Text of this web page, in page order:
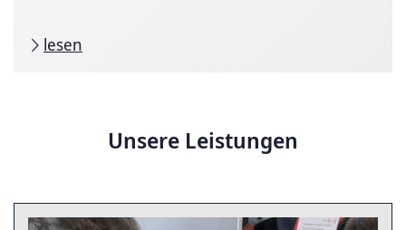
lesen
Unsere Leistungen